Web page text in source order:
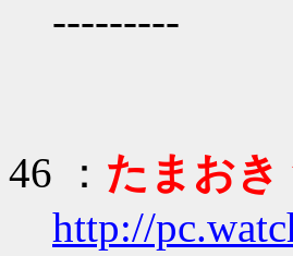
---------
46 ： たまお
http://